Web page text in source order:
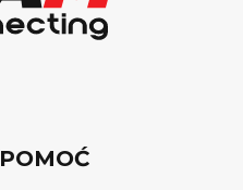
POMOĆ